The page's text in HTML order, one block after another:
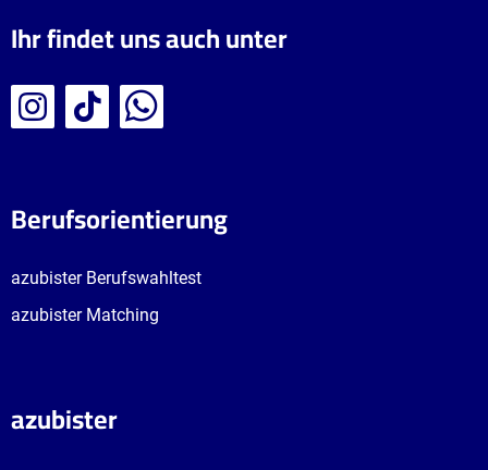
Ihr findet uns auch unter
Berufsorientierung
azubister Berufswahltest
azubister Matching
azubister